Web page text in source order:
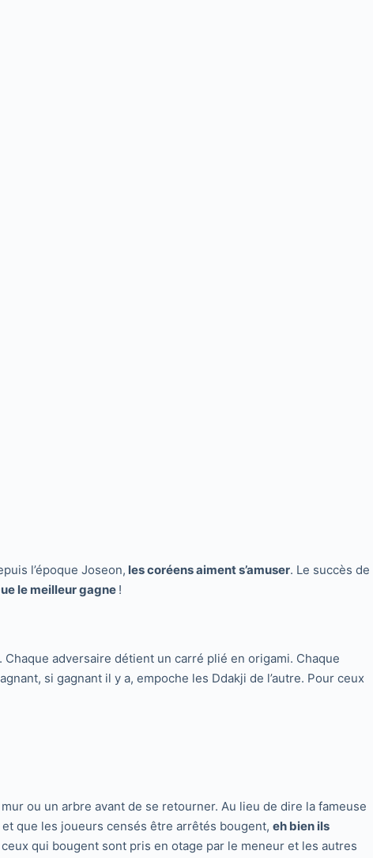
l’époque Joseon, les coréens aiment s’amuser. Le succès de
le meilleur gagne !
adversaire détient un carré plié en origami. Chaque
si gagnant il y a, empoche les Ddakji de l’autre. Pour ceux
ou un arbre avant de se retourner. Au lieu de dire la fameuse
que les joueurs censés être arrêtés bougent, eh bien ils
qui bougent sont pris en otage par le meneur et les autres